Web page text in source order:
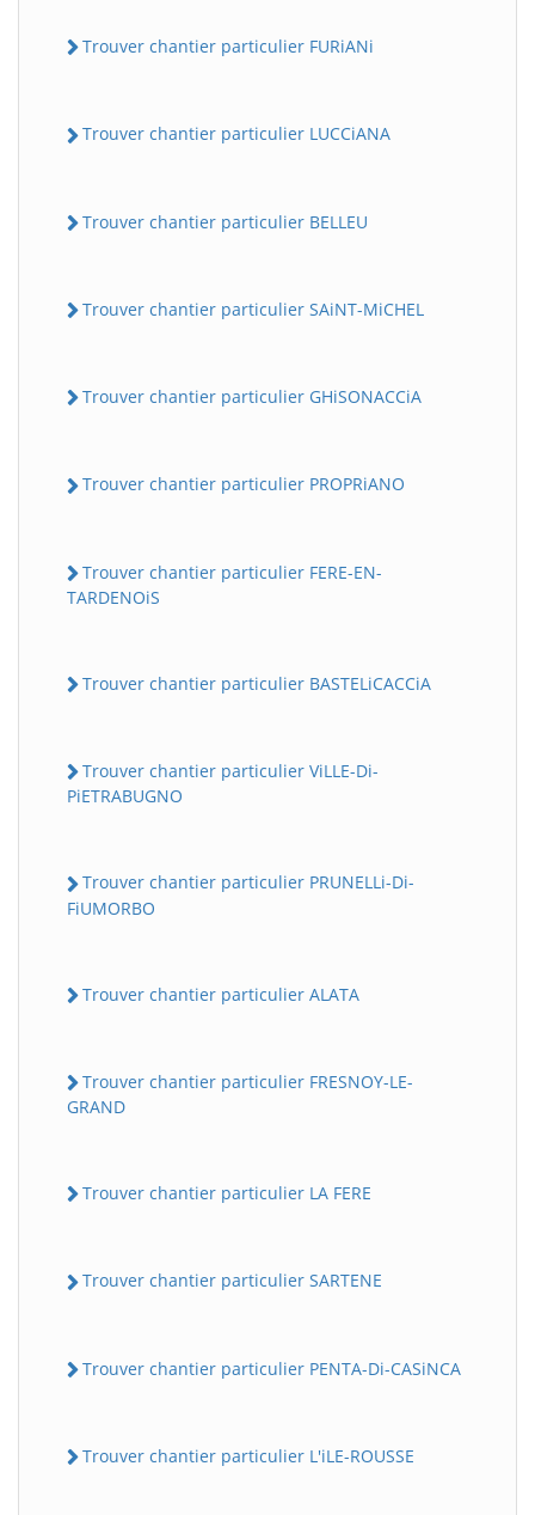
Trouver chantier particulier FURiANi
Trouver chantier particulier LUCCiANA
Trouver chantier particulier BELLEU
Trouver chantier particulier SAiNT-MiCHEL
Trouver chantier particulier GHiSONACCiA
Trouver chantier particulier PROPRiANO
Trouver chantier particulier FERE-EN-
TARDENOiS
Trouver chantier particulier BASTELiCACCiA
Trouver chantier particulier ViLLE-Di-
PiETRABUGNO
Trouver chantier particulier PRUNELLi-Di-
FiUMORBO
Trouver chantier particulier ALATA
Trouver chantier particulier FRESNOY-LE-
GRAND
Trouver chantier particulier LA FERE
Trouver chantier particulier SARTENE
Trouver chantier particulier PENTA-Di-CASiNCA
Trouver chantier particulier L'iLE-ROUSSE